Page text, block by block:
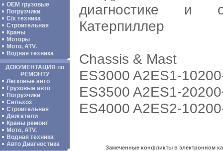
OEM грузовые
Погрузчики
С/х техника
Строительная
Краны
Моторы
Мото, ATV.
Водная техника
ДОКУМЕНТАЦИЯ по
РЕМОНТУ
Легковые авто
Грузовые авто
Погрузчики
Сельхоз
Строительная
Двигатели
Краны ремонт
Мото, ATV.
Водная техника
Авто Диагностика
диагностике и
Катерпиллер
Chassis & Mast
ES3000 A2ES1-
ES3500 A2ES1-
ES4000 A2ES2-
Замеченные конфликты в электронном